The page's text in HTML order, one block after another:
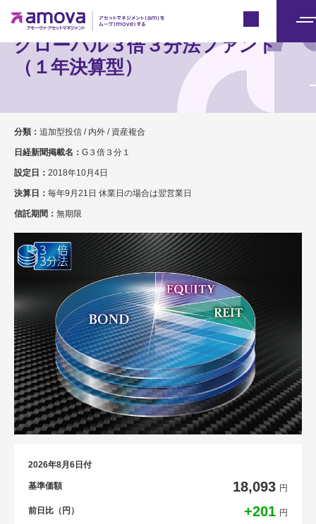
ニ
グローバル３倍３分法ファンド
（１年決算型）
分類： 追加型投信 / 内外 / 資産複合
日経新聞掲載名： G３倍３分１
設定日： 2018年10月4日
決算日： 毎年9月21日 休業日の場合は翌営業日
信託期間： 無期限
2026年8月6日付
基準価額 18,093 円
前日比（円） +201 円